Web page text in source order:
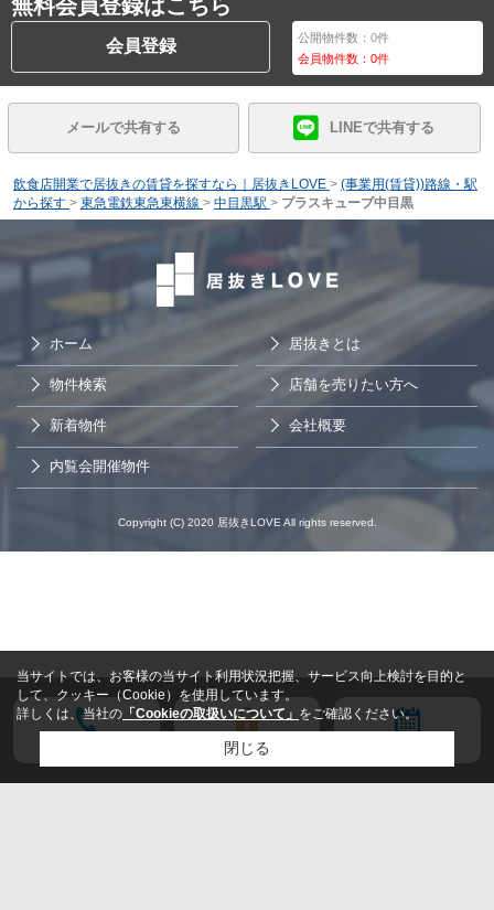
無料会員登録はこちら
会員登録 公開物件数：0件
会員物件数：0件
メールで共有する LINEで共有する
飲食店開業で居抜きの賃貸を探すなら｜居抜きLOVE > (事業用(賃貸))路線・駅
から探す > 東急電鉄東急東横線 > 中目黒駅 > プラスキューブ中目黒
ホーム 居抜きとは
物件検索 店舗を売りたい方へ
新着物件 会社概要
内覧会開催物件
会員登録
Copyright (C) 2020 居抜きLOVE All rights reserved.
当サイトでは、お客様の当サイト利用状況把握、サービス向上検討を目的と
して、クッキー（Cookie）を使用しています。
詳しくは、当社の 「Cookieの取扱いについて」 をご確認ください。
閉じる